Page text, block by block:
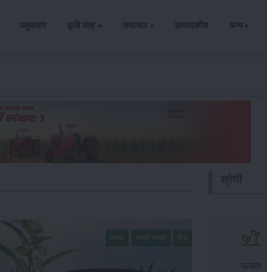
पशुपालन कृषि यंत्र समाचार सम्पादकीय अन्य
फसल